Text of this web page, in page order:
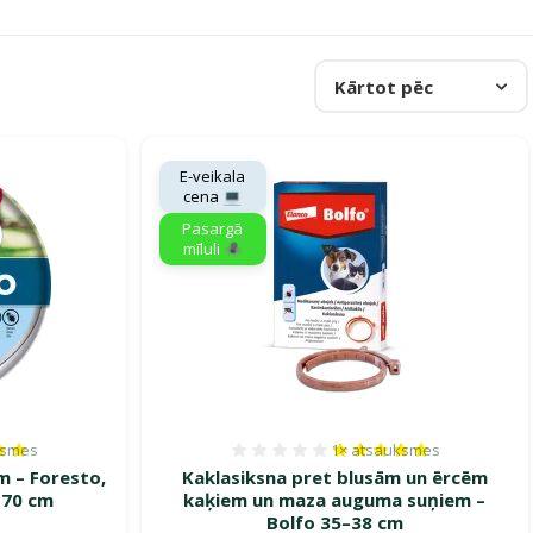
Kārtot pēc
– Foresto,
cm
100%, reitingu skaits: 3
Kaklasiksna pret blusām un ērcēm
kaķiem un maza auguma suņiem –
Bolfo 35–38 cm
Atsauksmes 100%,
1× atsauksmes
E-veikala
cena 💻
Pasargā
mīluli 🕷️